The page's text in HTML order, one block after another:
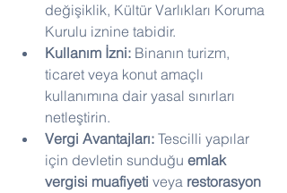
değişiklik, Kültür Varlıkları Koruma
Kurulu iznine tabidir.
Kullanım İzni: Binanın turizm,
ticaret veya konut amaçlı
kullanımına dair yasal sınırları
netleştirin.
Vergi Avantajları: Tescilli yapılar
için devletin sunduğu emlak
vergisi muafiyeti veya restorasyon